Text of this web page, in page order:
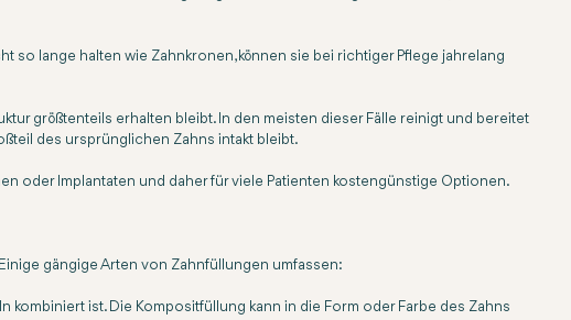
lange halten wie Zahnkronen, können sie bei richtiger Pflege jahrelang
größtenteils erhalten bleibt. In den meisten dieser Fälle reinigt und bereitet
des ursprünglichen Zahns intakt bleibt.
oder Implantaten und daher für viele Patienten kostengünstige Optionen.
gängige Arten von Zahnfüllungen umfassen:
ist. Die Kompositfüllung kann in die Form oder Farbe des Zahns